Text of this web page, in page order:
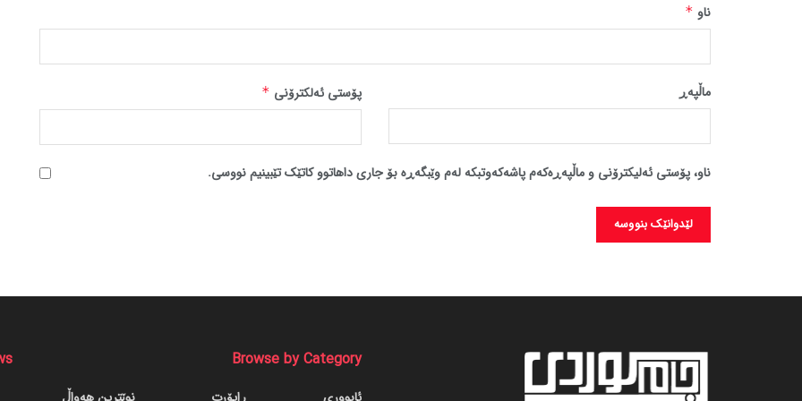
ناو *
پۆستی ئەلکترۆنی * ماڵپه‌ڕ
ناو، پۆستی ئەلیکترۆنی و ماڵپەڕەکەم پاشەکەوتبکە لەم وێبگەڕە بۆ جاری داهاتوو کاتێک تێبینیم نووسی.
Browse by Category